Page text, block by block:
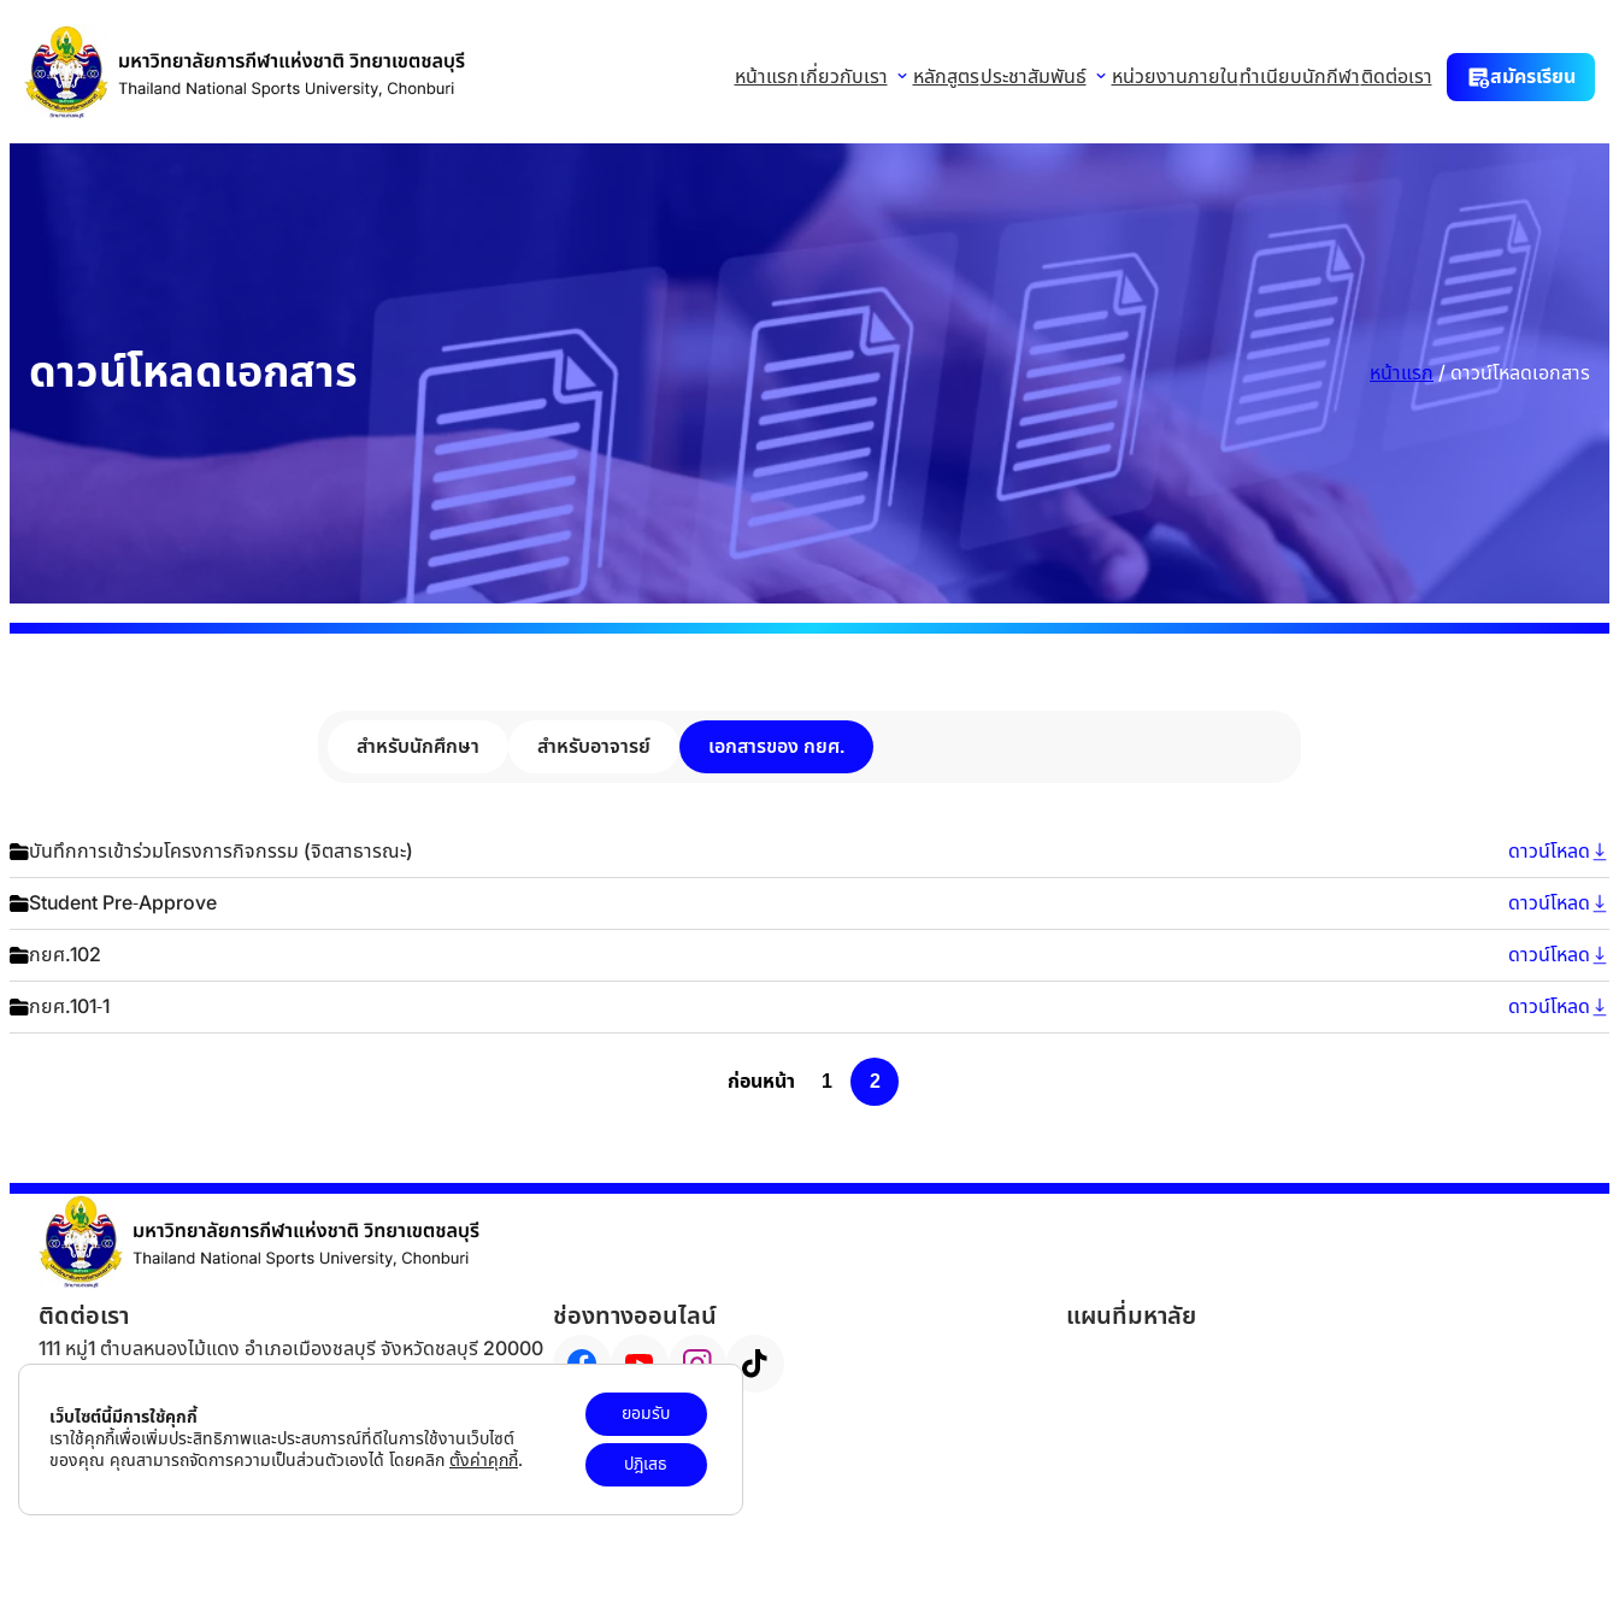
ยัง
เนื้อหา
หน้าแรกเกี่ยวกับเรา หลักสูตรประชาสัมพันธ์ หน่วยงานภายในทำเนียบนักกีฬาติดต่อเรา สมัครเรียน
ดาวน์โหลดเอกสาร หน้าแรก/ดาวน์โหลดเอกสาร
สำหรับนักศึกษา สำหรับอาจารย์ เอกสารของ กยศ.
บันทึกการเข้าร่วมโครงการกิจกรรม (จิตสาธารณะ) ดาวน์โหลด
บันทึกการเข้
Student Pre-Approve
ดาวน์โหลด
Student
กยศ.102
ดาวน์โหลด
กยศ.102
กยศ.101-1
ดาวน์โหลด
กยศ.101
ก่อนหน้า 1 2
ติดต่อเรา
111 หมู่1 ตำบลหนองไม้แดง อำเภอเมืองชลบุรี จังหวัดชลบุรี 20000
อีเมล:saraban_cbi@tnsu.ac.th
tnsu.cbi@gmail.com
ช่องทางออนไลน์ แผนที่มหาลัย
เว็บไซต์นี้มีการใช้คุกกี้
เราใช้คุกกี้เพื่อเพิ่มประสิทธิภาพและประสบการณ์ที่ดีในการใช้งานเว็บไซต์
ของคุณ คุณสามารถจัดการความเป็นส่วนตัวเองได้ โดยคลิกตั้งค่าคุกกี้.
ยอมรับ
ปฎิเสธ